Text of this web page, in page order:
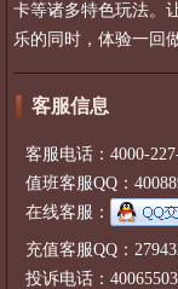
卡等诸多特色玩法。
乐的同时，体验一回
客服信息
客服电话：4000-
值班客服QQ：
在线客服：
充值客服QQ：
投诉电话：